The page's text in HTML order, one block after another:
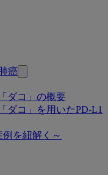
癌
ダコ」の概要
ダコ」を用いたPD-L1
を紐解く～